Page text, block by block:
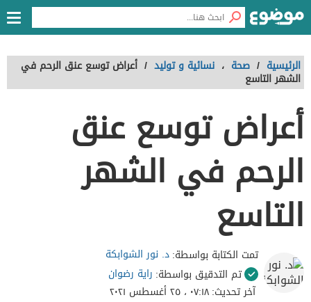
الرئيسية / صحة ، نسائية و توليد / أعراض توسع عنق الرحم في
الشهر التاسع
أعراض توسع عنق
الرحم في الشهر
التاسع
تمت الكتابة بواسطة:د. نور الشوابكة
تم التدقيق بواسطة: راية رضوان
آخر تحديث:٠٧:١٨ ، ٢٥ أغسطس ٢٠٢١